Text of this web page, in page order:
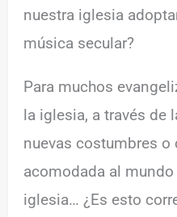
nuestra iglesia
música secular?
Para muchos
la iglesia, a través de
nuevas costumbres
acomodada al
iglesia… ¿Es esto